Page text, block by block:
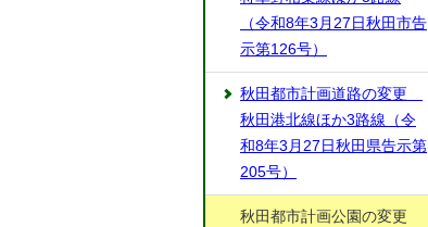
（令和8年3月27日秋田市告
示第126号）
秋田都市計画道路の変更
秋田港北線ほか3路線（令
和8年3月27日秋田県告示第
205号）
秋田都市計画公園の変更